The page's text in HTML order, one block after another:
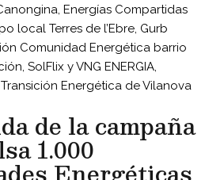
Energías Compartidas
local Terres de l’Ebre, Gurb
Comunidad Energética barrio
SolFlix y VNG ENERGIA,
Energética de Vilanova
de la campaña
1.000